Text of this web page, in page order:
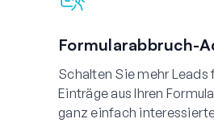
Formularabbruch-
Schalten Sie mehr
Einträge aus Ihren
ganz einfach